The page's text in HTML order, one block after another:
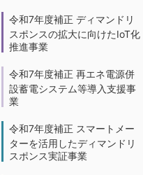
令和7年度補正 ディマンドリ
スポンスの拡大に向けたIoT化
推進事業
令和7年度補正 再エネ電源併
設蓄電システム等導入支援事
業
令和7年度補正 スマートメー
ターを活用したディマンドリ
スポンス実証事業